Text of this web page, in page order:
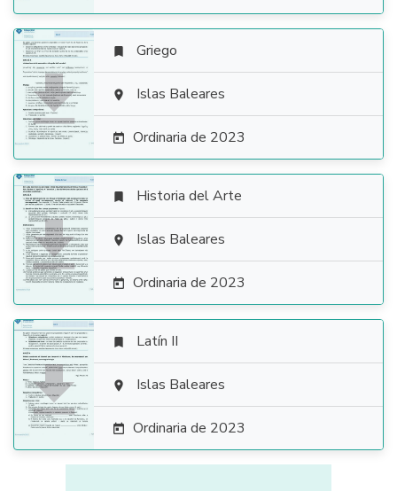

 Griego
 Islas Baleares
 Ordinaria de 2023

 Historia del Arte
 Islas Baleares
 Ordinaria de 2023

 Latín II
 Islas Baleares
 Ordinaria de 2023